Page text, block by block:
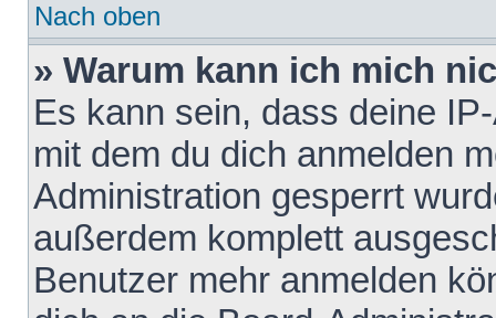
Nach oben
» Warum kann ich mich
Es kann sein, dass deine
mit dem du dich anmelden
Administration gesperrt
außerdem komplett
Benutzer mehr anmelden